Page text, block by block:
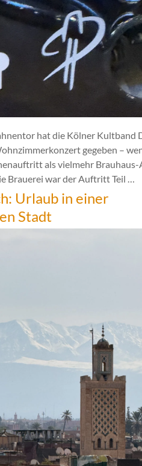
hat die Kölner Kultband
gegeben –
als vielmehr
Brauerei war der Auftritt Teil …
Urlaub in einer
Stadt